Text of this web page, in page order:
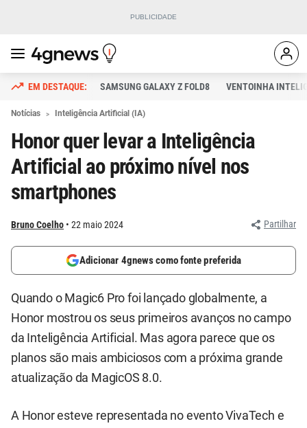
SAMSUNG GALAXY Z FOLD8 VENTOINHA
Notícias Inteligência Artificial (IA)
Honor quer levar a Inteligência
Artificial ao próximo nível nos
smartphones
Bruno Coelho 22 maio 2024 Partilhar
Adicionar 4gnews como fonte preferida
Quando o Magic6 Pro foi lançado globalmente, a
Honor mostrou os seus primeiros avanços no campo
da Inteligência Artificial. Mas agora parece que os
planos são mais ambiciosos com a próxima grande
atualização da MagicOS 8.0.
A Honor esteve representada no evento VivaTech e